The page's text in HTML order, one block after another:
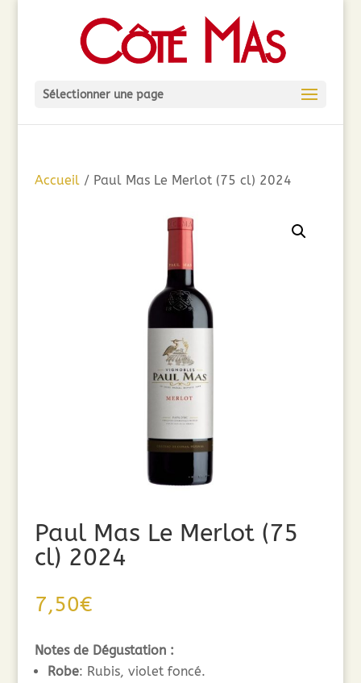
Sélectionner une page
Accueil/ Paul Mas Le Merlot (75 cl) 2024
Paul Mas Le Merlot (75
cl) 2024
7,50€
Notes de Dégustation :
Robe: Rubis, violet foncé.